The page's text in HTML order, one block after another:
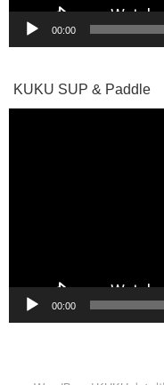
00:00
KUKU SUP & Paddle
00:00